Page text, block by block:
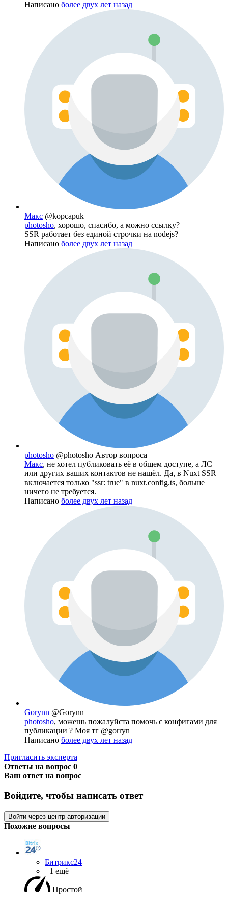
Написано более двух лет назад
Макс @kopcapuk
photosho, хорошо, спасибо, а можно ссылку?
SSR работает без единой строчки на nodejs?
Написано более двух лет назад
photosho @photosho Автор вопроса
Макс, не хотел публиковать её в общем доступе, а ЛС
или других ваших контактов не нашёл. Да, в Nuxt SSR
включается только "ssr: true" в nuxt.config.ts, больше
ничего не требуется.
Написано более двух лет назад
Gorynn @Gorynn
photosho, можешь пожалуйста помочь с конфигами для
публикации ? Моя тг @gorryn
Написано более двух лет назад
Пригласить эксперта
Ответы на вопрос 0
Ваш ответ на вопрос
Войдите, чтобы написать ответ
Войти через центр авторизации
Похожие вопросы
Битрикс24
+1 ещё
Простой